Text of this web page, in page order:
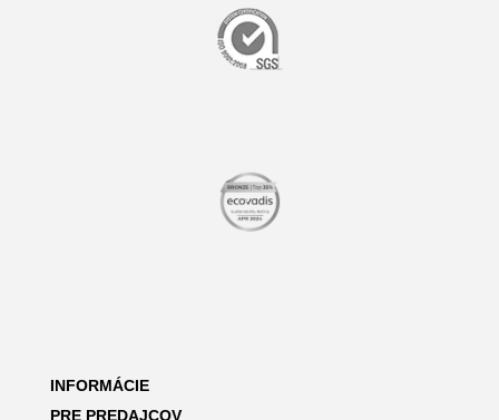
INFORMÁCIE
PRE PREDAJCOV